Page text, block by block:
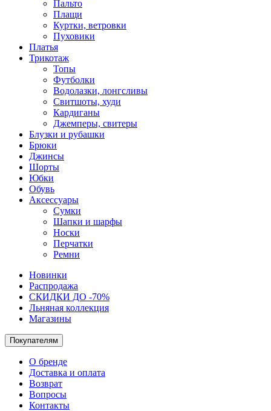
Пальто
Плащи
Куртки, ветровки
Пуховики
Платья
Трикотаж
Топы
Футболки
Водолазки, лонгсливы
Свитшоты, худи
Кардиганы
Джемперы, свитеры
Блузки и рубашки
Брюки
Джинсы
Шорты
Юбки
Обувь
Аксессуары
Сумки
Шапки и шарфы
Носки
Перчатки
Ремни
Новинки
Распродажа
СКИДКИ ДО -70%
Льняная коллекция
Магазины
Покупателям
О бренде
Доставка и оплата
Возврат
Вопросы
Контакты